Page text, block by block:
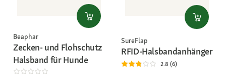
Beaphar
Zecken- und Flohschutz
Halsband für Hunde
SureFlap
RFID-Halsbandanhänger
2.8 (6)